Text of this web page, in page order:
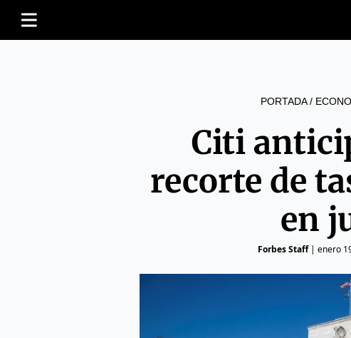
PORTADA/
Citi
recorte de
en
Forbes Staff| enero